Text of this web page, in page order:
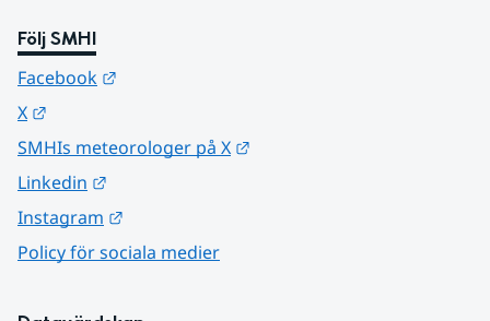
Följ SMHI
Facebook
X
SMHIs meteorologer på X
Linkedin
Instagram
Policy för sociala medier